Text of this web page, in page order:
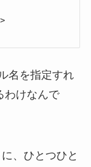
名を指定すれ
わけなんで
、ひとつひと